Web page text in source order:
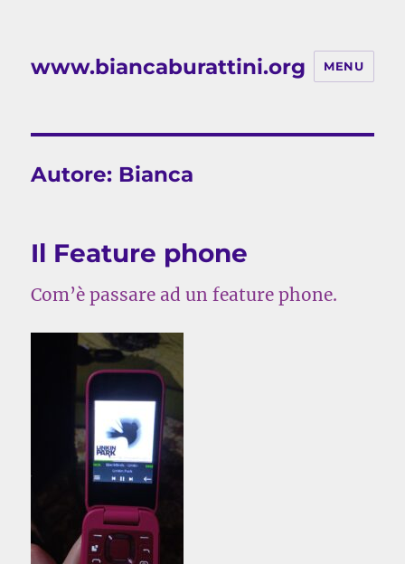
www.biancaburattini.org MENU
Autore: Bianca
Il Feature phone
Com’è passare ad un feature phone.